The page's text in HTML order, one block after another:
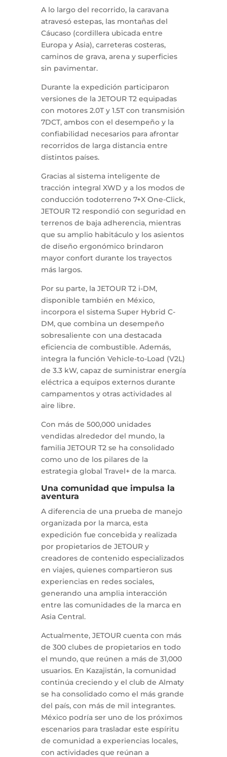
A lo largo del recorrido, la caravana
atravesó estepas, las montañas del
Cáucaso (cordillera ubicada entre
Europa y Asia), carreteras costeras,
caminos de grava, arena y superficies
sin pavimentar.
Durante la expedición participaron
versiones de la JETOUR T2 equipadas
con motores 2.0T y 1.5T con transmisión
7DCT, ambos con el desempeño y la
confiabilidad necesarios para afrontar
recorridos de larga distancia entre
distintos países.
Gracias al sistema inteligente de
tracción integral XWD y a los modos de
conducción todoterreno 7+X One-Click,
JETOUR T2 respondió con seguridad en
terrenos de baja adherencia, mientras
que su amplio habitáculo y los asientos
de diseño ergonómico brindaron
mayor confort durante los trayectos
más largos.
Por su parte, la JETOUR T2 i-DM,
disponible también en México,
incorpora el sistema Super Hybrid C-
DM, que combina un desempeño
sobresaliente con una destacada
eficiencia de combustible. Además,
integra la función Vehicle-to-Load (V2L)
de 3.3 kW, capaz de suministrar energía
eléctrica a equipos externos durante
campamentos y otras actividades al
aire libre.
Con más de 500,000 unidades
vendidas alrededor del mundo, la
familia JETOUR T2 se ha consolidado
como uno de los pilares de la
estrategia global Travel+ de la marca.
Una comunidad que impulsa la
aventura
A diferencia de una prueba de manejo
organizada por la marca, esta
expedición fue concebida y realizada
por propietarios de JETOUR y
creadores de contenido especializados
en viajes, quienes compartieron sus
experiencias en redes sociales,
generando una amplia interacción
entre las comunidades de la marca en
Asia Central.
Actualmente, JETOUR cuenta con más
de 300 clubes de propietarios en todo
el mundo, que reúnen a más de 31,000
usuarios. En Kazajistán, la comunidad
continúa creciendo y el club de Almaty
se ha consolidado como el más grande
del país, con más de mil integrantes.
México podría ser uno de los próximos
escenarios para trasladar este espíritu
de comunidad a experiencias locales,
con actividades que reúnan a